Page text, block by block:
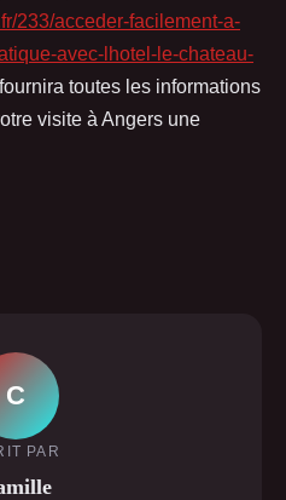
233/acceder-facilement-a-
avec-lhotel-le-chateau-
toutes les informations
visite à Angers une
C
PAR